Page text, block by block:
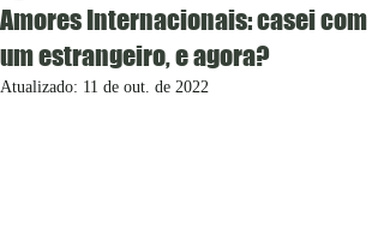
Amores Internacionais: casei com
um estrangeiro, e agora?
Atualizado: 11 de out. de 2022